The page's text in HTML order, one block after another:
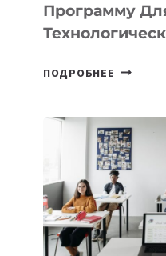
Программу
ПОДРОБНЕЕ ОТКРЫТ
DEAL
VELOCITY
BY
MOST
—